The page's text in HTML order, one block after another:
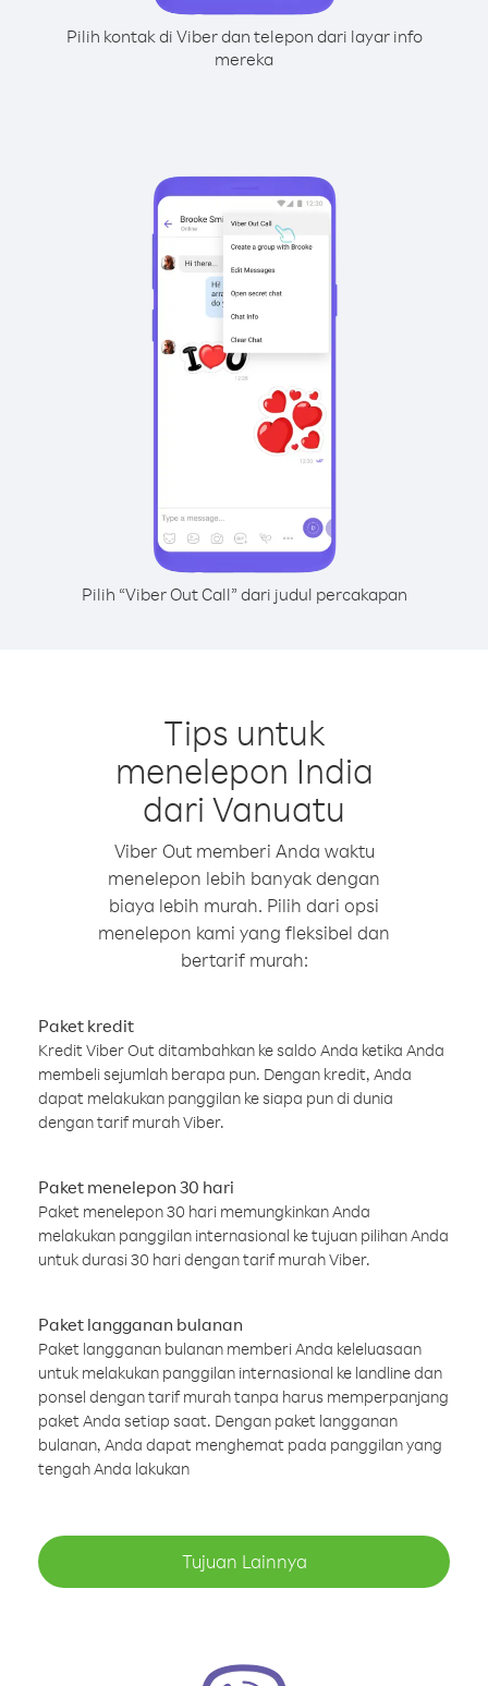
Pilih kontak di Viber dan telepon dari layar info
mereka
Pilih “Viber Out Call” dari judul percakapan
Tips untuk
menelepon India
dari Vanuatu
Viber Out memberi Anda waktu
menelepon lebih banyak dengan
biaya lebih murah. Pilih dari opsi
menelepon kami yang fleksibel dan
bertarif murah:
Paket kredit
Kredit Viber Out ditambahkan ke saldo Anda ketika Anda
membeli sejumlah berapa pun. Dengan kredit, Anda
dapat melakukan panggilan ke siapa pun di dunia
dengan tarif murah Viber.
Paket menelepon 30 hari
Paket menelepon 30 hari memungkinkan Anda
melakukan panggilan internasional ke tujuan pilihan Anda
untuk durasi 30 hari dengan tarif murah Viber.
Paket langganan bulanan
Paket langganan bulanan memberi Anda keleluasaan
untuk melakukan panggilan internasional ke landline dan
ponsel dengan tarif murah tanpa harus memperpanjang
paket Anda setiap saat. Dengan paket langganan
bulanan, Anda dapat menghemat pada panggilan yang
tengah Anda lakukan
Tujuan Lainnya